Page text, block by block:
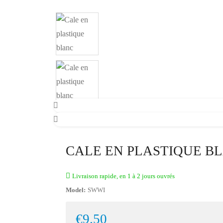
CALE EN PLASTIQUE
Livraison rapide, en 1 à 2 jours ouvrés
Model: SWWI
€9.50